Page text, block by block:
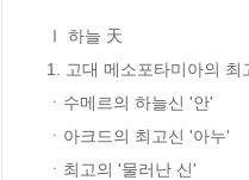
Ⅰ 하늘 天
1. 고대 메소포타미아의 최
ㆍ수메르의 하늘신 '안'
ㆍ아크드의 최고신 '아누'
ㆍ최고의 '물러난 신'